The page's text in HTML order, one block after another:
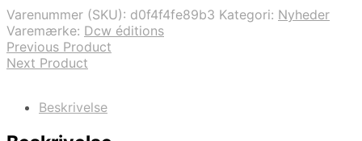
Varenummer (SKU): d0f4f4fe89b3 Kategori: Nyheder
Varemærke: Dcw éditions
Previous Product
Next Product
Beskrivelse